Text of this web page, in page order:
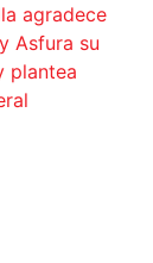
agradece
Asfura su
plantea